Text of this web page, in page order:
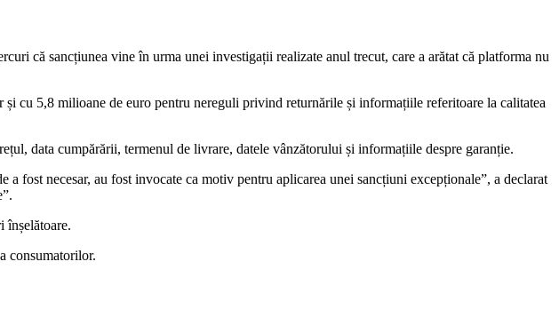
că sancțiunea vine în urma unei investigații realizate anul trecut, care a arătat că platforma nu
cu 5,8 milioane de euro pentru nereguli privind returnările și informațiile referitoare la calitatea
data cumpărării, termenul de livrare, datele vânzătorului și informațiile despre garanție.
fost necesar, au fost invocate ca motiv pentru aplicarea unei sancțiuni excepționale”, a declarat
înșelătoare.
consumatorilor.